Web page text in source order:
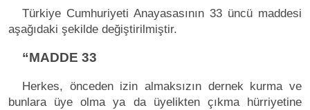
Türkiye Cumhuriyeti Anayasasının 33 üncü maddesi
aşağıdaki şekilde değiştirilmiştir.
“MADDE 33
Herkes, önceden izin almaksızın dernek kurma ve
bunlara üye olma ya da üyelikten çıkma hürriyetine